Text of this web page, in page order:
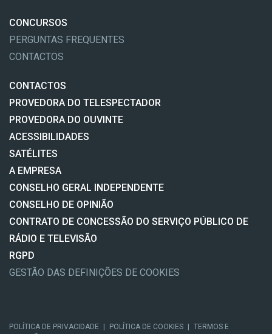
CONCURSOS
PERGUNTAS FREQUENTES
CONTACTOS
CONTACTOS
PROVEDORA DO TELESPECTADOR
PROVEDORA DO OUVINTE
ACESSIBILIDADES
SATÉLITES
A EMPRESA
CONSELHO GERAL INDEPENDENTE
CONSELHO DE OPINIÃO
CONTRATO DE CONCESSÃO DO SERVIÇO PÚBLICO DE
RÁDIO E TELEVISÃO
RGPD
GESTÃO DAS DEFINIÇÕES DE COOKIES
POLÍTICA DE PRIVACIDADE | POLÍTICA DE COOKIES | TERMOS E